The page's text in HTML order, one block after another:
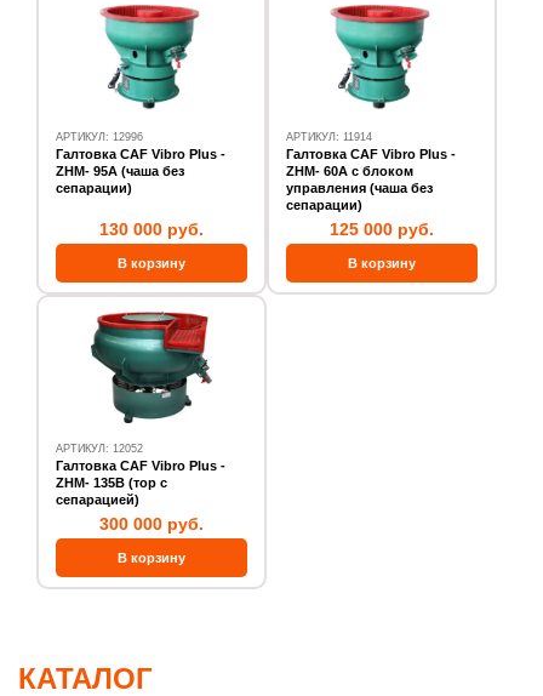
КАТАЛОГ
АРТИКУЛ: 12996
Галтовка CAF Vibro Plus -
ZHM- 95А (чаша без
сепарации)
130 000 руб.
АРТИКУЛ: 11914
Галтовка CAF Vibro Plus -
ZHM- 60А с блоком
управления (чаша без
сепарации)
125 000 руб.
АРТИКУЛ: 12052
Галтовка CAF Vibro Plus -
ZHM- 135В (тор с
сепарацией)
300 000 руб.